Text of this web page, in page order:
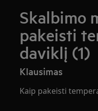
Skalbimo
pakeisti
daviklį (1)
Klausimas
Kaip pakeisti